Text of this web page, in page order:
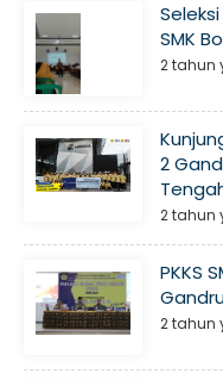
SMK
2 tahun
2
2 tahun
PKKS
2 tahun